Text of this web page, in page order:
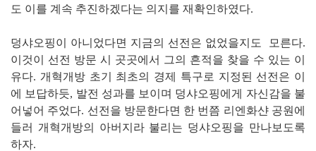
도 이를 계속 추진하겠다는 의지를 재확인하였다.
덩샤오핑이 아니었다면 지금의 선전은 없었을지도 모른다.
이것이 선전 방문 시 곳곳에서 그의 흔적을 찾을 수 있는 이
유다. 개혁개방 초기 최초의 경제 특구로 지정된 선전은 이
에 보답하듯, 발전 성과를 보이며 덩샤오핑에게 자신감을 불
어넣어 주었다. 선전을 방문한다면 한 번쯤 리엔화샨 공원에
들러 개혁개방의 아버지라 불리는 덩샤오핑을 만나보도록
하자.